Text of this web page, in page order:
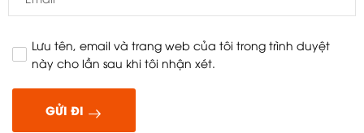
Lưu tên, email và trang web của tôi trong trình duyệt
này cho lần sau khi tôi nhận xét.
GỬI ĐI